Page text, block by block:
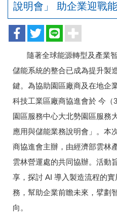
說明會」 助企業迎戰
隨著全球能源轉型及產業智
儲能系統的整合已成為提升製
鍵。為協助園區廠商及在地企
科技工業區廠商協進會於 今（
園區服務中心大北勢園區服務
應用與儲能業務說明會」。本
商協進會主辦，由經濟部雲林
雲林營運處的共同協辦。活動
享，探討 AI 導入製造流程的
務，幫助企業前瞻未來，擘劃
向。